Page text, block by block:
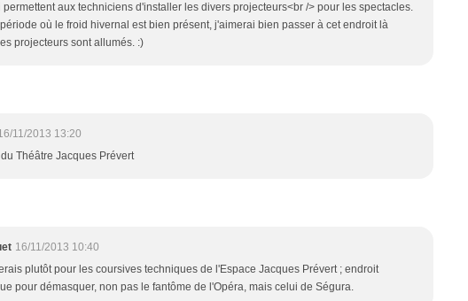
permettent aux techniciens d'installer les divers projecteurs<br /> pour les spectacles.
période où le froid hivernal est bien présent, j'aimerai bien passer à cet endroit là
projecteurs sont allumés. :)
11/2013 13:20
Théâtre Jacques Prévert
16/11/2013 10:40
plutôt pour les coursives techniques de l'Espace Jacques Prévert ; endroit
pour démasquer, non pas le fantôme de l'Opéra, mais celui de Ségura.